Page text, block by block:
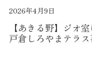
2026年4月9日
【あきる野】ジオ
戸倉しろやまテラ